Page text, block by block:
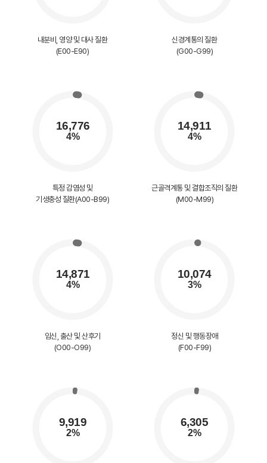
내분비, 영양 및 대사 질환
(E00-E90)
신경계통의 질환
(G00-G99)
특정 감염성 및
기생충성 질환(A00-B99)
근골격계통 및 결합조직의 질환
(M00-M99)
임신, 출산 및 산후기
(O00-O99)
정신 및 행동장애
(F00-F99)